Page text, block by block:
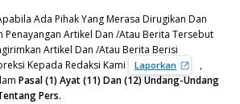
Ada Pihak Yang Merasa Dirugikan Dan
Penayangan Artikel Dan /Atau Berita Tersebut
Artikel Dan /Atau Berita Berisi
Kepada Redaksi Kami
Laporkan
,
Pasal (1) Ayat (11) Dan (12) Undang-Undang
Pers.